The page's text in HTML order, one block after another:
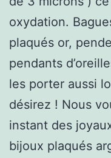
oxydation.
plaqués or,
pendants
les porter aussi
désirez ! Nous
instant des
bijoux plaqués